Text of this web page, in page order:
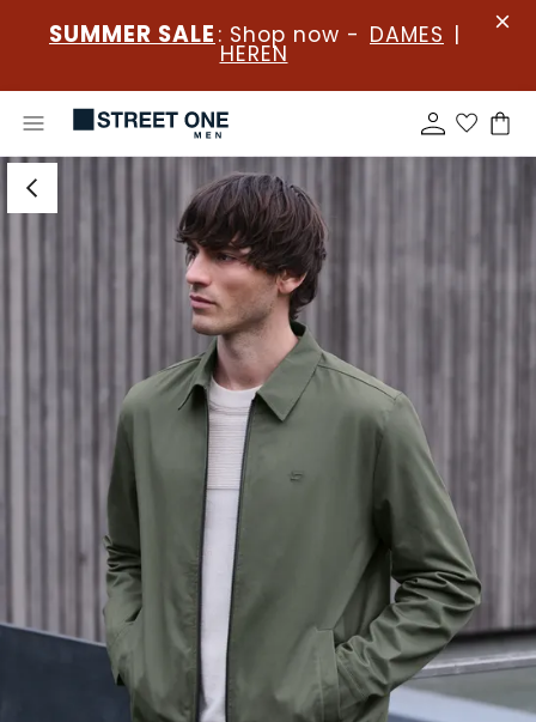
SUMMER SALE : Shop now - DAMES |
HEREN